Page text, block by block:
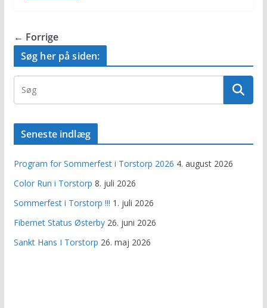
← Forrige
Søg her på siden:
Seneste indlæg
Program for Sommerfest i Torstorp 2026 4. august 2026
Color Run i Torstorp 8. juli 2026
Sommerfest i Torstorp !!! 1. juli 2026
Fibernet Status Østerby 26. juni 2026
Sankt Hans I Torstorp 26. maj 2026